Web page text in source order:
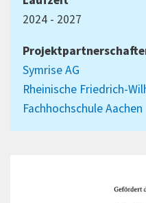
2024 - 2027
Symrise AG
Rheinische Friedrich-
Fachhochschule Aachen